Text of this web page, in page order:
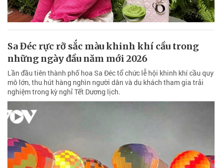
Sa Đéc rực rỡ sắc màu khinh khí cầu trong
những ngày đầu năm mới 2026
Lần đầu tiên thành phố hoa Sa Đéc tổ chức lễ hội khinh khí cầu quy
mô lớn, thu hút hàng nghìn người dân và du khách tham gia trải
nghiệm trong kỳ nghỉ Tết Dương lịch.